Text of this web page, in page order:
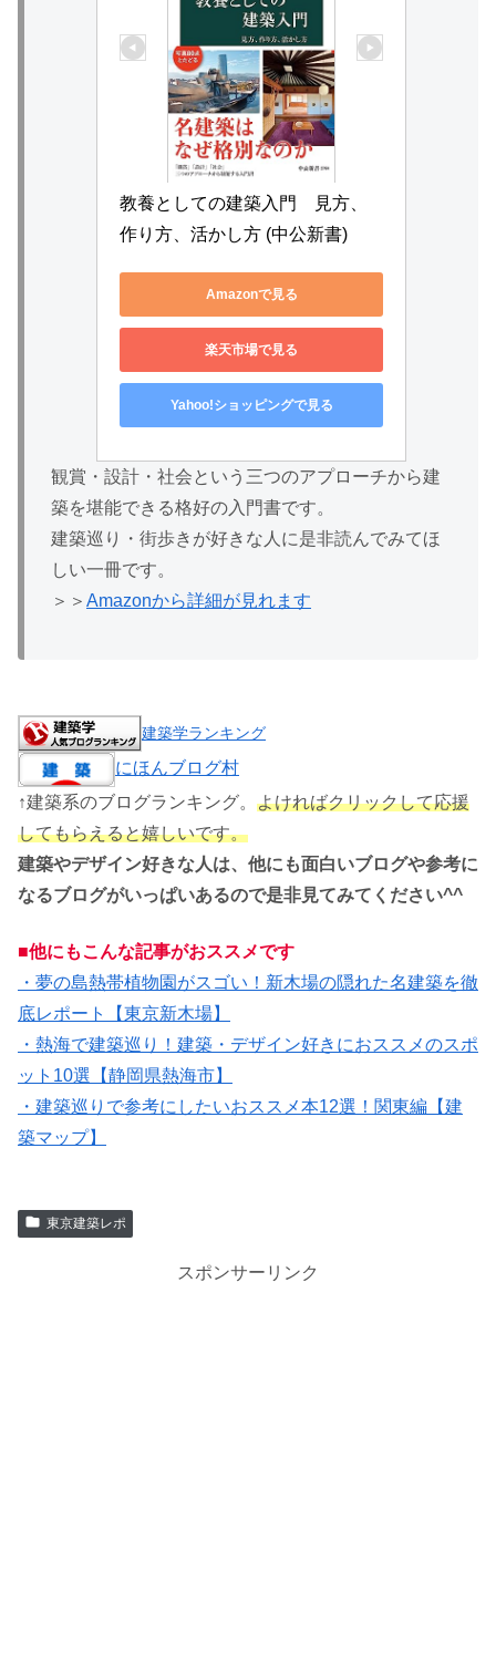
教養としての建築入門　見方、
作り方、活かし方 (中公新書)
Amazonで見る
楽天市場で見る
Yahoo!ショッピングで見る
観賞・設計・社会という三つのアプローチから建
築を堪能できる格好の入門書です。
建築巡り・街歩きが好きな人に是非読んでみてほ
しい一冊です。
＞＞ Amazonから詳細が見れます
建築学ランキング
にほんブログ村
↑建築系のブログランキング。 よければクリックして応援
してもらえると嬉しいです。
建築やデザイン好きな人は、他にも面白いブログや参考に
なるブログがいっぱいあるので是非見てみてください^^
■他にもこんな記事がおススメです
・夢の島熱帯植物園がスゴい！新木場の隠れた名建築を徹
底レポート【東京新木場】
・熱海で建築巡り！建築・デザイン好きにおススメのスポ
ット10選【静岡県熱海市】
・建築巡りで参考にしたいおススメ本12選！関東編【建
築マップ】
東京建築レポ
スポンサーリンク